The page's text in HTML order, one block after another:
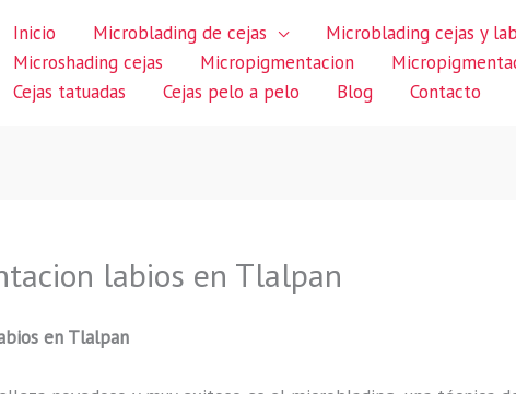
Inicio Microblading de cejas Microblading cejas y
Microshading cejas
Micropigmentacion
Cejas tatuadas
Cejas pelo a pelo Blog Contacto
labios en Tlalpan
en Tlalpan